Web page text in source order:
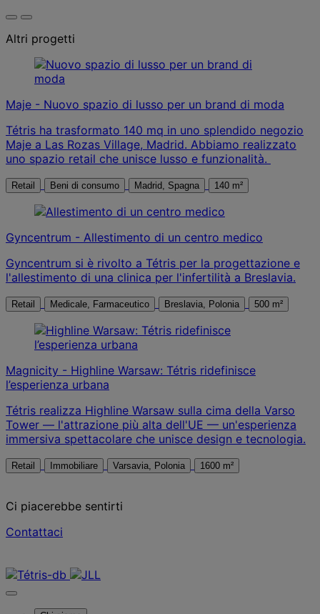
Altri progetti
Maje - Nuovo spazio di lusso per un brand di moda
Tétris ha trasformato 140 mq in uno splendido negozio
Maje a Las Rozas Village, Madrid. Abbiamo realizzato
uno spazio retail che unisce lusso e funzionalità.
Retail Beni di consumo Madrid, Spagna 140 m²
Gyncentrum - Allestimento di un centro medico
Gyncentrum si è rivolto a Tétris per la progettazione e
l'allestimento di una clinica per l'infertilità a Breslavia.
Retail Medicale, Farmaceutico Breslavia, Polonia 500 m²
Magnicity - Highline Warsaw: Tétris ridefinisce
l’esperienza urbana
Tétris realizza Highline Warsaw sulla cima della Varso
Tower — l'attrazione più alta dell'UE — un'esperienza
immersiva spettacolare che unisce design e tecnologia.
Retail Immobiliare Varsavia, Polonia 1600 m²
Ci piacerebbe sentirti
Contattaci